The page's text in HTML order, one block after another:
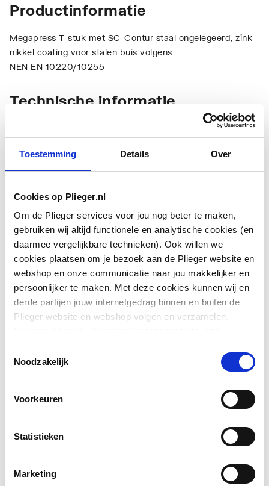
Toestemming Details Over
Cookies op Plieger.nl
Om de Plieger services voor jou nog beter te maken,
gebruiken wij altijd functionele en analytische cookies (en
daarmee vergelijkbare technieken). Ook willen we
cookies plaatsen om je bezoek aan de Plieger website en
webshop en onze communicatie naar jou makkelijker en
persoonlijker te maken. Met deze cookies kunnen wij en
derde partijen jouw internetgedrag binnen en buiten de
Plieger website en webshop volgen en verzamelen.
We slaan je cookievoorkeur op in je browser.
Noodzakelijk
Voorkeuren
Statistieken
Marketing
Productinformatie
Megapress T-stuk met SC-Contur staal ongelegeerd, zink-
nikkel coating voor stalen buis volgens
NEN EN 10220/10255
Technische informatie
Aansluiting 1
Aansluiting 2 Persmof
Aansluiting 3 Persmof
Afgedopt Nee
Contourcode V
1
Contourcode aansluiting
DVGW-keur voor gas
Toon meer
Downloads
CE_Certificaat